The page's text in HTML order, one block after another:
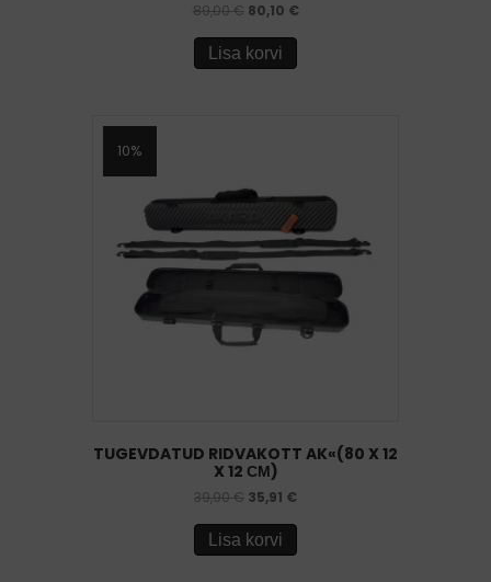
89,00€ 80,10 €
Lisa korvi
10%
TUGEVDATUD RIDVAKOTT AK«(80 X 12
X 12 СМ)
39,90€ 35,91 €
Lisa korvi